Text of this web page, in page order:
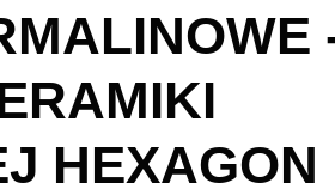
HEXAGON